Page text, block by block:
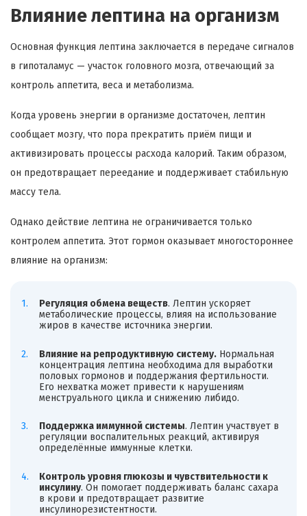
Влияние лептина на организм
Основная функция лептина заключается в передаче сигналов
в гипоталамус — участок головного мозга, отвечающий за
контроль аппетита, веса и метаболизма.
Когда уровень энергии в организме достаточен, лептин
сообщает мозгу, что пора прекратить приём пищи и
активизировать процессы расхода калорий. Таким образом,
он предотвращает переедание и поддерживает стабильную
массу тела.
Однако действие лептина не ограничивается только
контролем аппетита. Этот гормон оказывает многостороннее
влияние на организм:
Регуляция обмена веществ. Лептин ускоряет
метаболические процессы, влияя на использование
жиров в качестве источника энергии.
Влияние на репродуктивную систему.Нормальная
концентрация лептина необходима для выработки
половых гормонов и поддержания фертильности.
Его нехватка может привести к нарушениям
менструального цикла и снижению либидо.
Поддержка иммунной системы. Лептин участвует в
регуляции воспалительных реакций, активируя
определённые иммунные клетки.
Контроль уровня глюкозы и чувствительности к
инсулину. Он помогает поддерживать баланс сахара
в крови и предотвращает развитие
инсулинорезистентности.